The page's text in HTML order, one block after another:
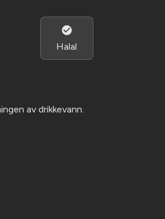
Halal
av drikkevann.